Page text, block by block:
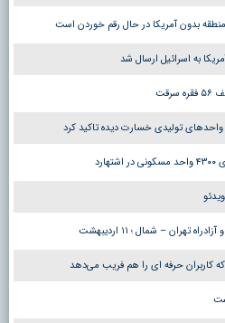
منطقه بدون آمریکا در حال رقم خوردن است
واحدهای تولیدی خسارت دیده تاکید کرد
– شمال ؛ ١١ اردیبهشت
کاربران حرفه ای را هم فریب می‌دهد